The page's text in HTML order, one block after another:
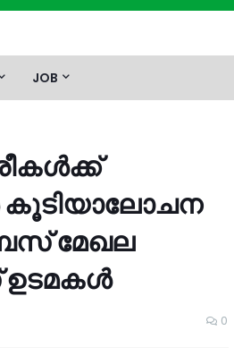
JOB
മേഖല
0